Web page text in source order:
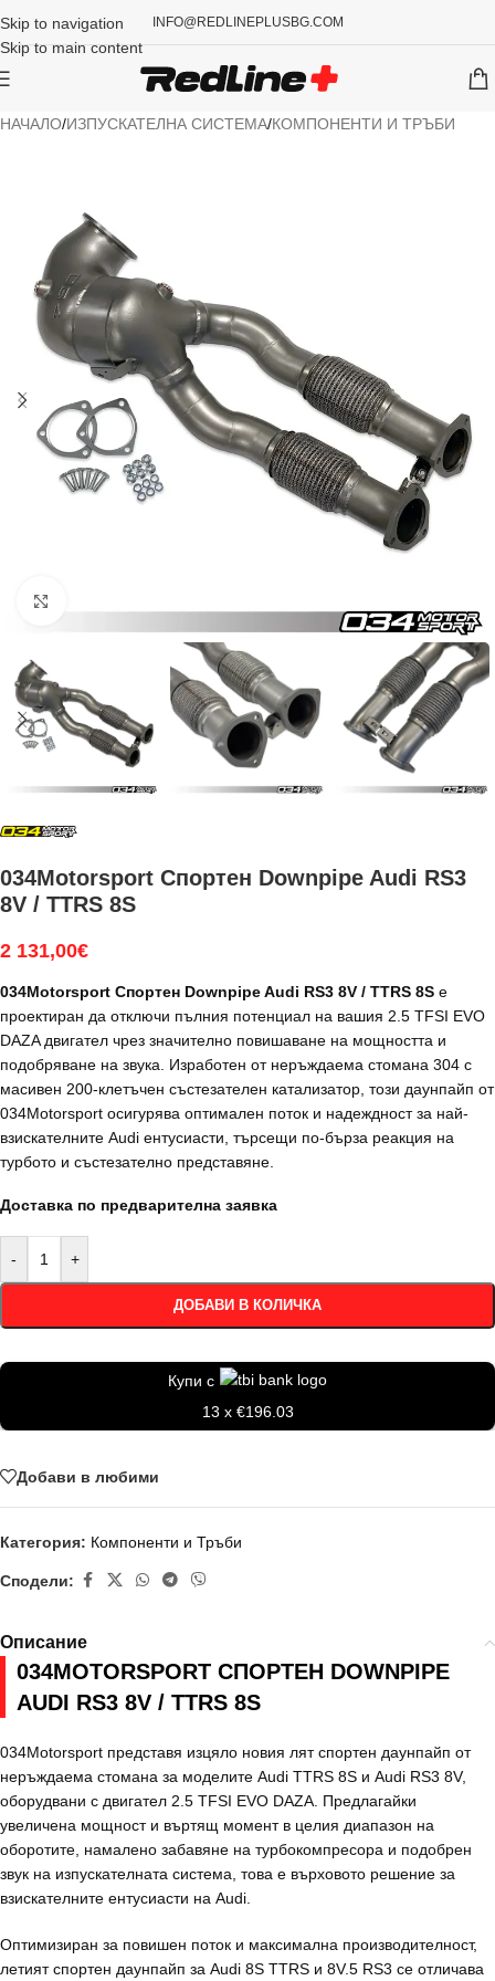
Skip to navigation
Skip to main content
INFO@REDLINEPLUSBG.COM
НАЧАЛО/ИЗПУСКАТЕЛНА СИСТЕМА/КОМПОНЕНТИ И ТРЪБИ
034Motorsport Спортен Downpipe Audi RS3
8V / TTRS 8S
2 131,00€
034Motorsport Спортен Downpipe Audi RS3 8V / TTRS 8S е
проектиран да отключи пълния потенциал на вашия 2.5 TFSI EVO
DAZA двигател чрез значително повишаване на мощността и
подобряване на звука. Изработен от неръждаема стомана 304 с
масивен 200-клетъчен състезателен катализатор, този даунпайп от
034Motorsport осигурява оптимален поток и надеждност за най-
взискателните Audi ентусиасти, търсещи по-бърза реакция на
турбото и състезателно представяне.
Доставка по предварителна заявка
- +
ДОБАВИ В КОЛИЧКА
Купи с
13 x €196.03
Добави в любими
Категория: Компоненти и Тръби
Сподели:
Описание
034MOTORSPORT СПОРТЕН DOWNPIPE
AUDI RS3 8V / TTRS 8S
034Motorsport представя изцяло новия лят спортен даунпайп от
неръждаема стомана за моделите Audi TTRS 8S и Audi RS3 8V,
оборудвани с двигател 2.5 TFSI EVO DAZA. Предлагайки
увеличена мощност и въртящ момент в целия диапазон на
оборотите, намалено забавяне на турбокомпресора и подобрен
звук на изпускателната система, това е върховото решение за
взискателните ентусиасти на Audi.
Оптимизиран за повишен поток и максимална производителност,
летият спортен даунпайп за Audi 8S TTRS и 8V.5 RS3 се отличава